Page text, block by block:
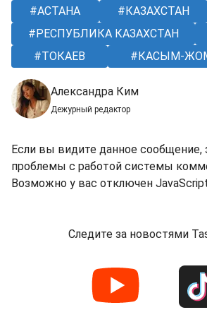
АСТАНА КАЗАХСТАН
РЕСПУБЛИКА КАЗАХСТАН
ТОКАЕВ
КАСЫМ-
Александра Ким
Дежурный редактор
Если вы видите данное сообщение,
проблемы с работой системы
Возможно у вас отключен
Следите за новостями